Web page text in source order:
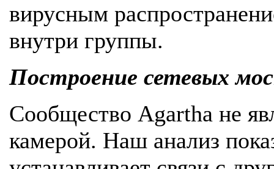
вирусным
внутри группы.
Построение сетевых
Сообщество Agartha не
камерой. Наш анализ